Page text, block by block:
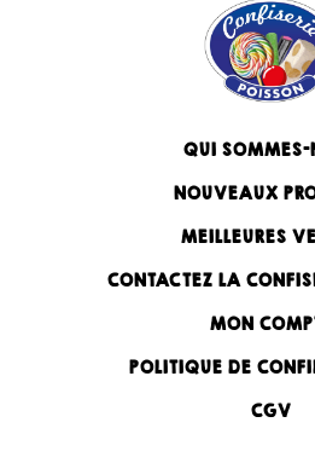
QUI SOMMES-
NOUVEAUX
MEILLEURES
CONTACTEZ LA
MON
POLITIQUE DE
CGV